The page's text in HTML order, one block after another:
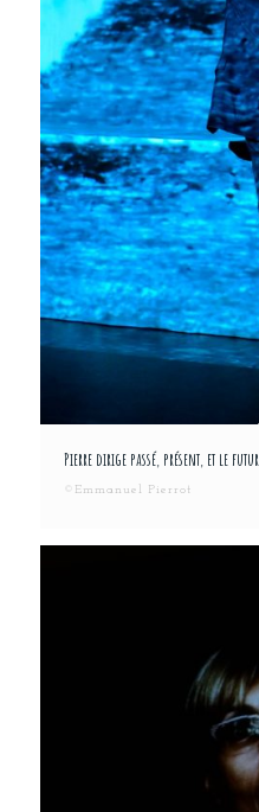
Pierre dirige passé, présent, et le futur
©Emmanuel Pierrot